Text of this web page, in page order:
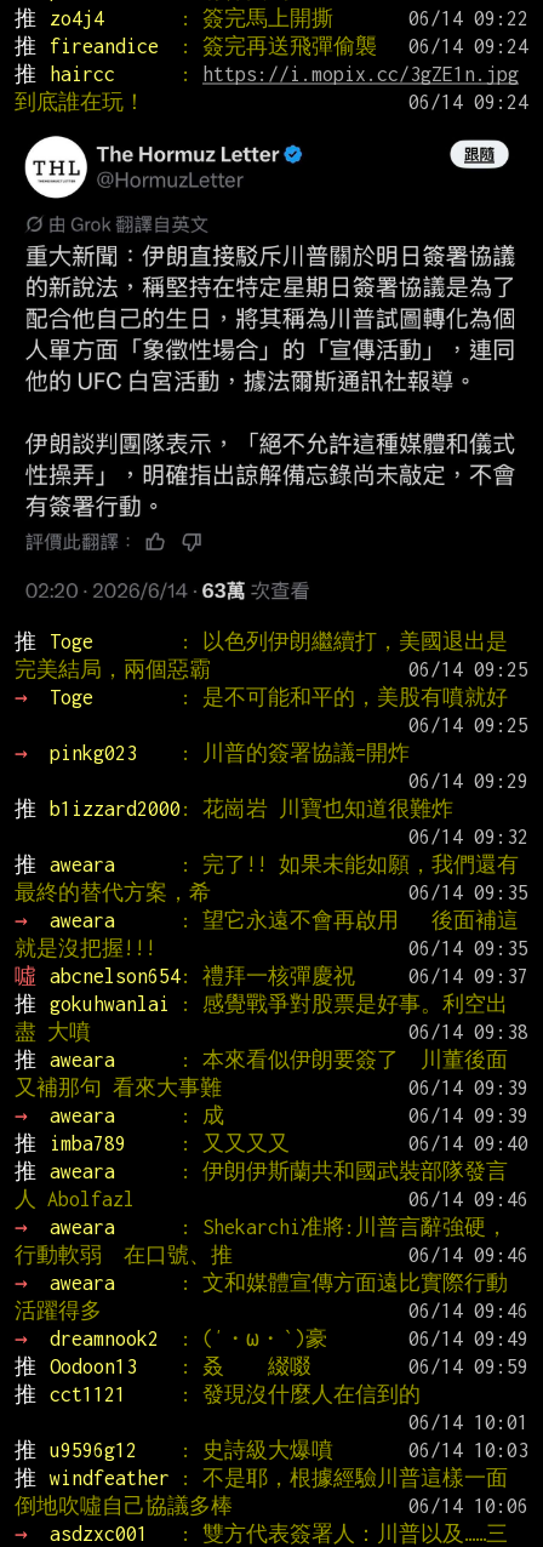
推
zo4j4 : 簽完馬上開撕
推
fireandice : 簽完再送飛彈偷襲
推
haircc :
https://i.mopix.cc/3gZE1n.jpg
到底誰在玩！
推 Toge
: 以色列伊朗繼續打，美國退出是
完美結局，兩個惡霸
→
Toge
: 是不可能和平的，美股有噴就好
→
pinkg023
: 川普的簽署協議=開炸
推
b1izzard2000 : 花崗岩 川寶也知道很難炸
推
aweara
: 完了!! 如果未能如願，我們還有
最終的替代方案，希
→
aweara
: 望它永遠不會再啟用   後面補這
就是沒把握!!!
噓
abcnelson654: 禮拜一核彈慶祝
推
gokuhwanlai
: 感覺戰爭對股票是好事。利空出
盡 大噴
推
aweara
: 本來看似伊朗要簽了  川董後面
又補那句 看來大事難
→
aweara : 成
推
imba789 : 又又又又
推
aweara
: 伊朗伊斯蘭共和國武裝部隊發言
人 Abolfazl
→
aweara
: Shekarchi准將:川普言辭強硬，
行動軟弱  在口號、推
→
aweara
: 文和媒體宣傳方面遠比實際行動
活躍得多
→
dreamnook2 : (′・ω・‵)豪
推
Oodoon13 : 叒    綴啜
推
cct1121
: 發現沒什麼人在信到的
推
u9596g12 : 史詩級大爆噴
推
windfeather
: 不是耶，根據經驗川普這樣一面
倒地吹噓自己協議多棒
→
asdzxc001
: 雙方代表簽署人：川普以及……三